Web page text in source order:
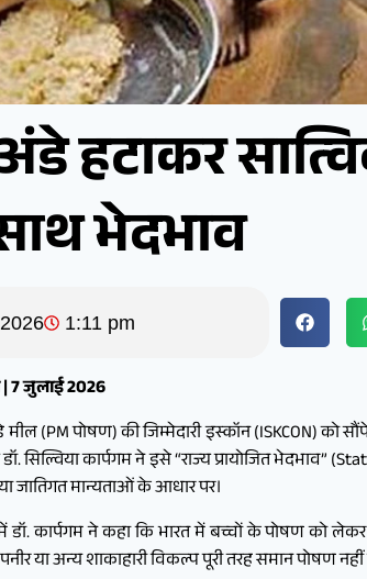
हटाकर
भेदभाव
1:11 pm
| 7 जुलाई 2026
मील (PM पोषण) की जिम्मेदारी इस्कॉन
सिल्विया कार्पगम ने इसे “राज्य प्रायोजित
जातिगत मान्यताओं के आधार पर।
डॉ. कार्पगम ने कहा कि भारत में बच्चों के पोषण को
या अन्य शाकाहारी विकल्प पूरी तरह समान पोषण